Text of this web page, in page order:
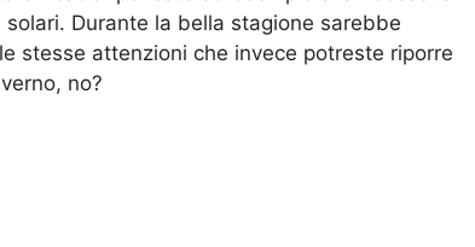
Durante la bella stagione sarebbe
stesse attenzioni che invece potreste riporre
no?